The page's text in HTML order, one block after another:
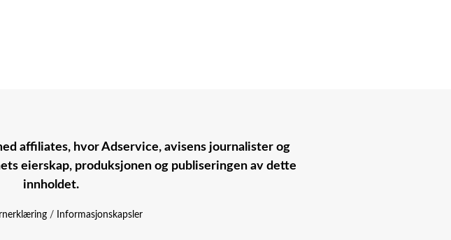
affiliates, hvor Adservice, avisens journalister og
eierskap, produksjonen og publiseringen av dette
innholdet.
/ Informasjonskapsler